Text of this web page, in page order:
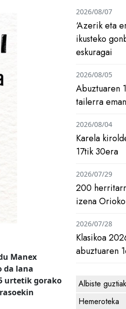
Manex
da lana
urtetik gorako
‘Azerik eta
ikusteko
eskuragai
2026/08/07
Abuztuaren
tailerra
2026/08/05
Karela
17tik 30era
2026/08/04
200
izena
2026/07/29
Klasikoa
abuztuaren
2026/07/28
Albiste guztiak
Hemeroteka